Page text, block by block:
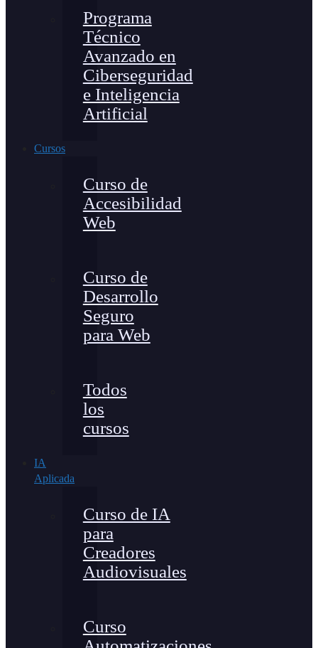
Programa
Técnico
Avanzado en
Ciberseguridad
e Inteligencia
Artificial
Cursos
Curso de
Accesibilidad
Web
Curso de
Desarrollo
Seguro
para Web
Todos
los
cursos
IA
Aplicada
Curso de IA
para
Creadores
Audiovisuales
Curso